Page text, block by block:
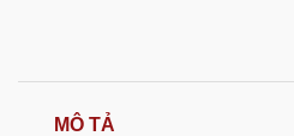
MÔ TẢ